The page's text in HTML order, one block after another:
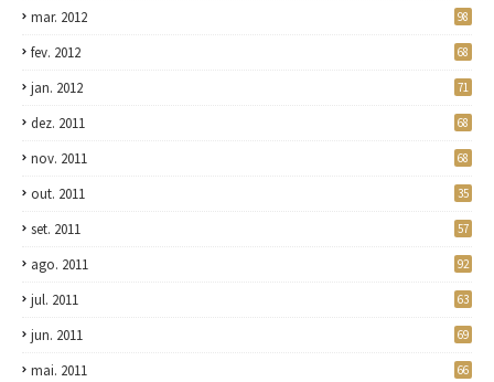
mar. 2012 98
fev. 2012 68
jan. 2012 71
dez. 2011 68
nov. 2011 68
out. 2011 35
set. 2011 57
ago. 2011 92
jul. 2011 63
jun. 2011 69
mai. 2011 66